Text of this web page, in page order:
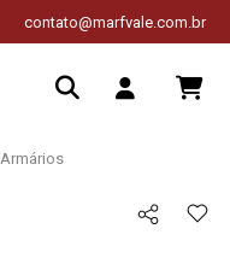
contato@marfvale.com.br
Armários